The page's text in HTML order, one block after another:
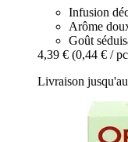
Infusion
Arôme
Goût
4,39 € (0,44 € /
Livraison